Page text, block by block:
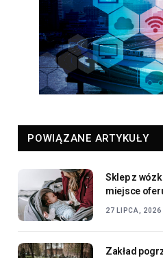
POWIĄZANE ARTYKUŁY
Sklep z
miejsce
dla
27 LIPCA, 2026
Zakład